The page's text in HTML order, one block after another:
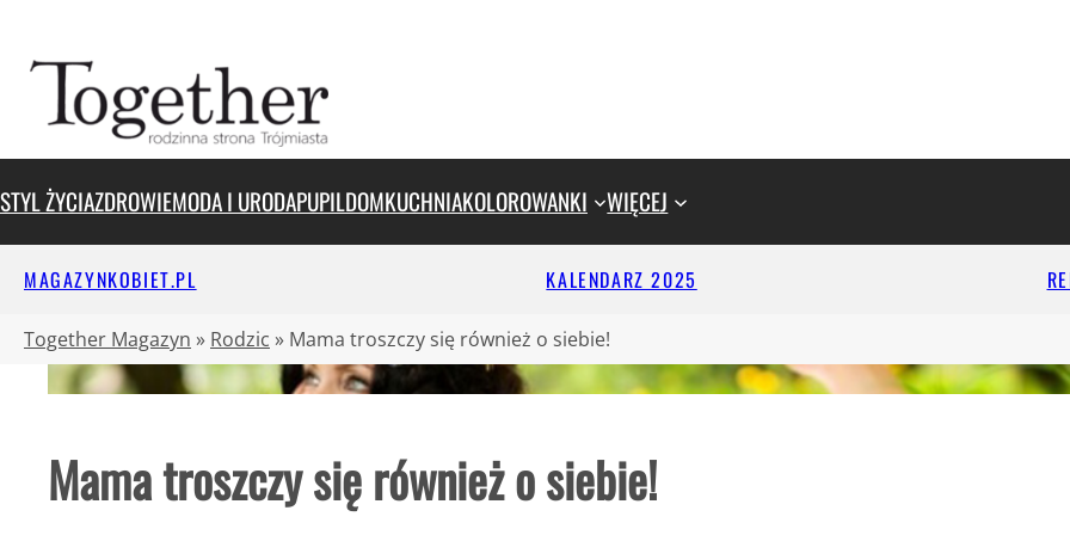
treści
STYL ŻYCIAZDROWIEMODA I URODAPUPILDOMKUCHNIAKOLOROWANKI WIĘCEJ
MAGAZYNKOBIET.PL KALENDARZ 2025
Together Magazyn » Rodzic » Mama troszczy się również o siebie!
Mama troszczy się również o siebie!